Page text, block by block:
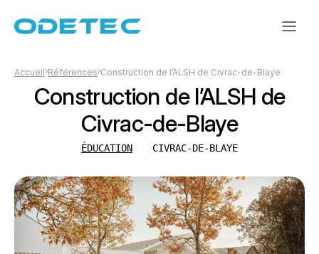
Accueil Références Construction de l’ALSH de Civrac-de-Blaye
Construction de l’ALSH de
Civrac-de-Blaye
ÉDUCATION CIVRAC-DE-BLAYE